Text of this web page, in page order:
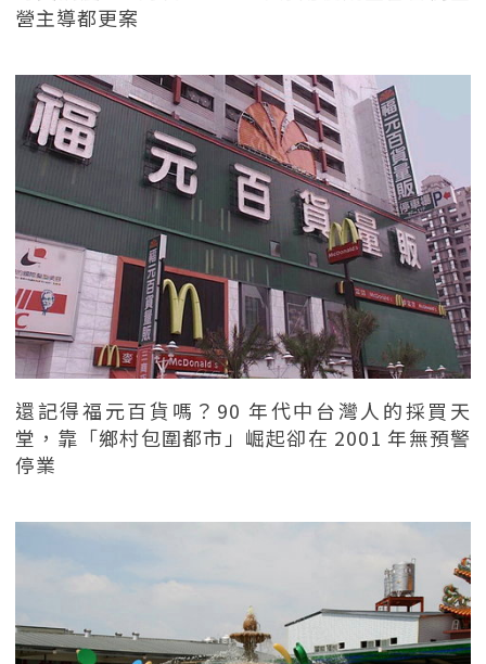
營主導都更案
還記得福元百貨嗎？90 年代中台灣人的採買天
堂，靠「鄉村包圍都市」崛起卻在 2001 年無預警
停業